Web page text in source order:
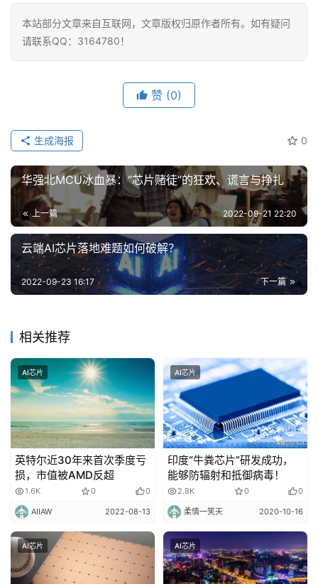
本站部分文章来自互联网，文章版权归原作者所有。如有疑问
请联系QQ：3164780！
赞 (0)
0
生成海报
华强北MCU冰血暴：“芯片赌徒”的狂欢、谎言与挣扎
上一篇 2022-09-21 22:20
云端AI芯片落地难题如何破解？
下一篇
2022-09-23 16:17
相关推荐
AI芯片
英特尔近30年来首次季度亏
损，市值被AMD反超
1.6K 0 0
AIIAW 2022-08-13
AI芯片
印度“牛粪芯片”研发成功，
能够防辐射和抵御病毒！
2.8K 0 0
柔情一笑天 2020-10-16
AI芯片 AI芯片